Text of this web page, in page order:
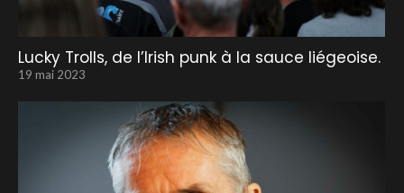
Lucky Trolls, de l’Irish punk à la sauce liégeoise.
19 mai 2023